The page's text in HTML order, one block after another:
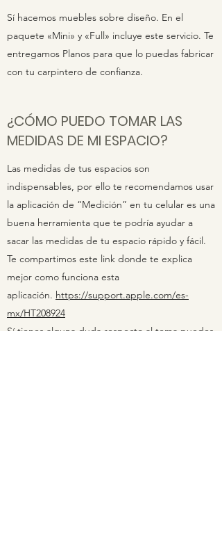
Sí hacemos muebles sobre diseño. En el
paquete «Mini» y «Full» incluye este servicio. Te
entregamos Planos para que lo puedas fabricar
con tu carpintero de confianza.
¿CÓMO PUEDO TOMAR LAS
MEDIDAS DE MI ESPACIO?
Las medidas de tus espacios son
indispensables, por ello te recomendamos usar
la aplicación de “Medición” en tu celular es una
buena herramienta que te podría ayudar a
sacar las medidas de tu espacio rápido y fácil.
Te compartimos este link donde te explica
mejor como funciona esta
aplicación. https://support.apple.com/es-
mx/HT208924
Sí tienes alguna duda respecto al tema puedes